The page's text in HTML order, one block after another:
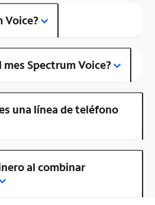
Voice?
Spectrum Voice?
una línea de teléfono
al combinar